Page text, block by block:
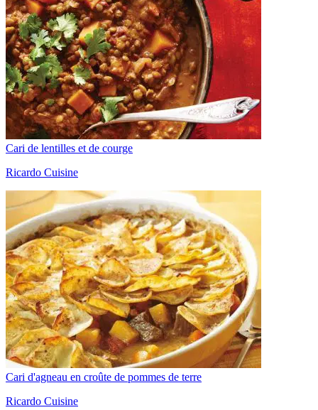
Cari de lentilles et de courge
Ricardo Cuisine
Cari d'agneau en croûte de pommes de terre
Ricardo Cuisine